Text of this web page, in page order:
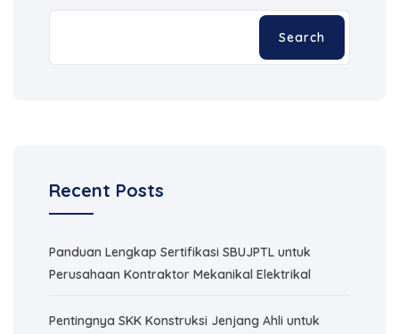
Search
Recent Posts
Panduan Lengkap Sertifikasi SBUJPTL untuk
Perusahaan Kontraktor Mekanikal Elektrikal
Pentingnya SKK Konstruksi Jenjang Ahli untuk